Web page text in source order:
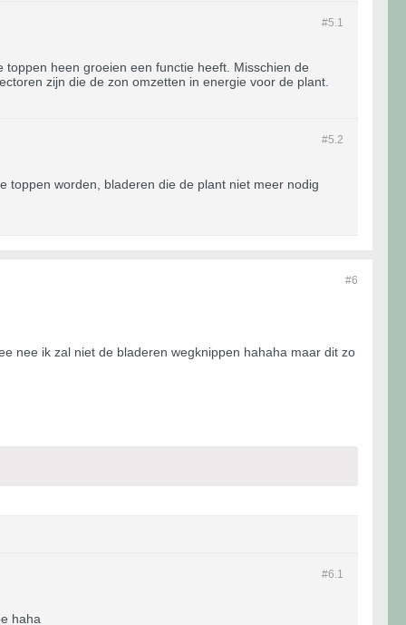
#5. 1
heen groeien een functie heeft. Misschien de
zijn die de zon omzetten in energie voor de plant.
#5. 2
toppen worden, bladeren die de plant niet meer nodig
#6
nee ik zal niet de bladeren wegknippen hahaha maar dit zo
#6. 1
haha